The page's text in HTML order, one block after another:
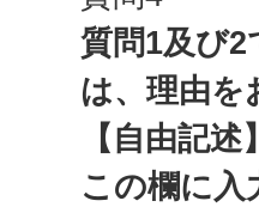
質問1及び2
は、理由を
【自由記述】
この欄に